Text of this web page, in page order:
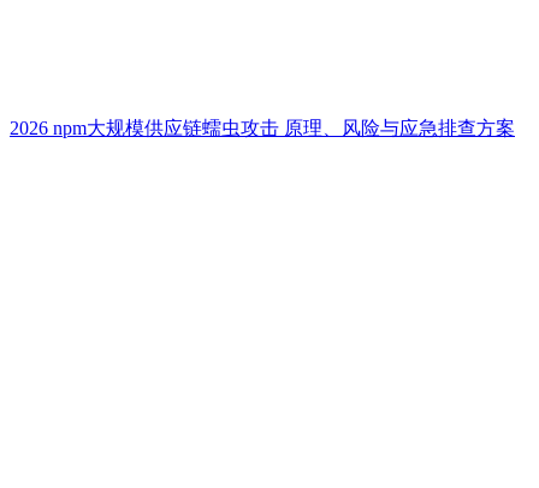
2026 npm大规模供应链蠕虫攻击 原理、风险与应急排查方案